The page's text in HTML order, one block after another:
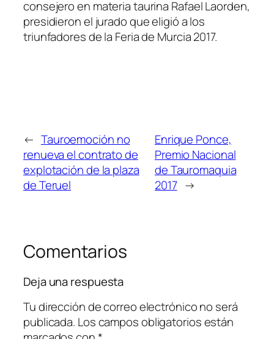
consejero en materia taurina Rafael Laorden,
presidieron el jurado que eligió a los
triunfadores de la Feria de Murcia 2017.
← Tauroemoción no
renueva el contrato de
explotación de la plaza
de Teruel
Enrique Ponce,
Premio Nacional
de Tauromaquia
2017 →
Comentarios
Deja una respuesta
Tu dirección de correo electrónico no será
publicada. Los campos obligatorios están